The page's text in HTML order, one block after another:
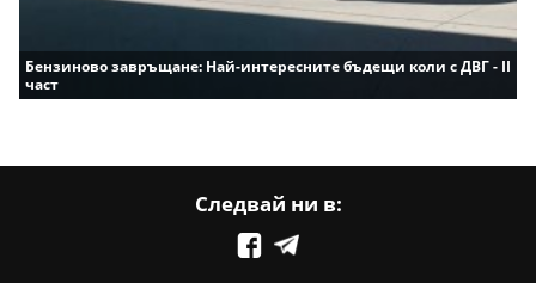
Бензиново завръщане: Най-интересните бъдещи коли с ДВГ - II
част
Следвай ни в: